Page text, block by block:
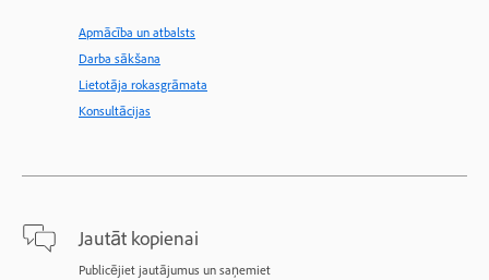
Apmācība un atbalsts
Darba sākšana
Lietotāja rokasgrāmata
Konsultācijas
Jautāt kopienai
Publicējiet jautājumus un saņemiet